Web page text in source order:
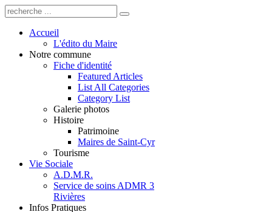
Accueil
L'édito du Maire
Notre commune
Fiche d'identité
Featured Articles
List All Categories
Category List
Galerie photos
Histoire
Patrimoine
Maires de Saint-Cyr
Tourisme
Vie Sociale
A.D.M.R.
Service de soins ADMR 3
Rivières
Infos Pratiques